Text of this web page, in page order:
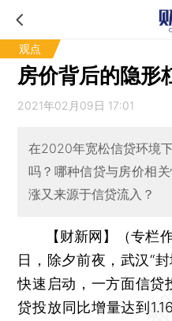
观点
房价背后的隐形
2021年02月09日 17:01
在2020年宽松信贷环境
吗？哪种信贷与房价相
涨又来源于信贷流入？
【财新网】（专栏
日，除夕前夜，武汉“
快速启动，一方面信贷
贷投放同比增量达到